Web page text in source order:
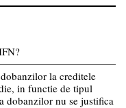
la creditele
in functie de tipul
dobanzilor nu se justifica